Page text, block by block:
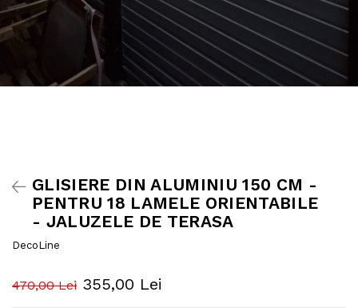
GLISIERE DIN ALUMINIU 150 CM -
PENTRU 18 LAMELE ORIENTABILE
- JALUZELE DE TERASA
DecoLine
470,00 Lei 355,00 Lei